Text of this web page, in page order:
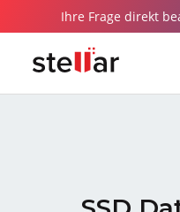
Ihre Frage direkt